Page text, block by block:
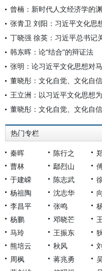
张青卫 刘阳：习近平文化思
韩东晖：论“结合”的辩证法
张明：论习近平文化思想对
王立洲：以习近平文化思想
热门专栏
秦晖 陈行之
曹林
鄢烈山
于建嵘
陈志武
杨祖陶
沈志华
李昌平
张鸣
杨鹏
邓晓芒
马玲
王振东
熊培云
秋风
周枫
蒋兆勇